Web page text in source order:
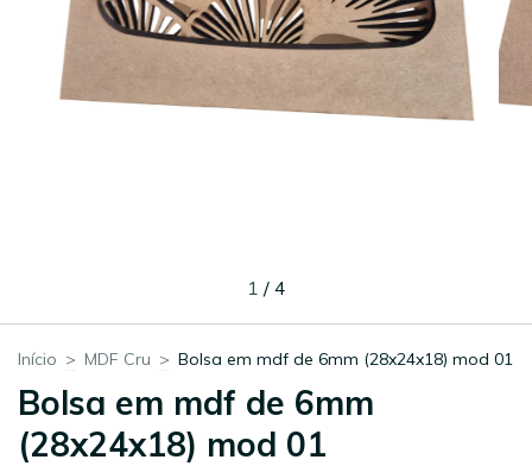
1 / 4
Início > MDF Cru > Bolsa em mdf de 6mm (28x24x18) mod 01
Bolsa em mdf de 6mm
(28x24x18) mod 01